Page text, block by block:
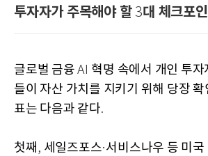
투자자가 주목해야 할 3대 체크포
글로벌 금융AI 혁명 속에서 개인 투
들이 자산 가치를 지키기 위해 당장 확
표는 다음과 같다.
첫째 , 세일즈포스·서비스나우 등 미국